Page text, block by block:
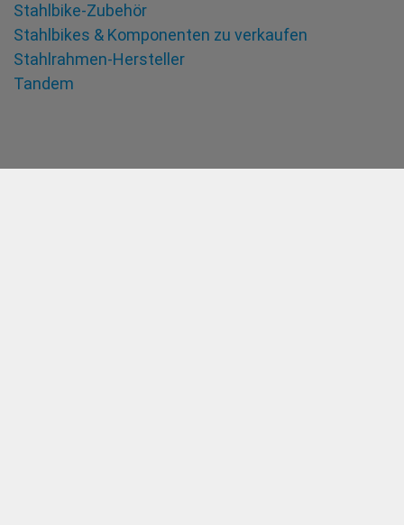
Stahlbike-Zubehör
Stahlbikes & Komponenten zu verkaufen
Stahlrahmen-Hersteller
Tandem